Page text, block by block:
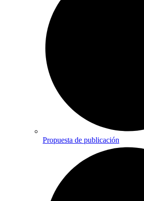
Propuesta de publicación